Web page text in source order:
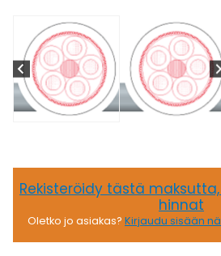
Rekisteröidy tästä
hinnat
Oletko jo asiakas? Kirjaudu sisään